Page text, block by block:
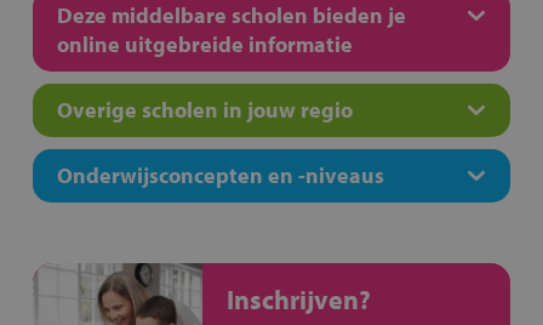
Deze middelbare scholen bieden je
online uitgebreide informatie
Overige scholen in jouw regio
Onderwijsconcepten en -niveaus
Inschrijven?